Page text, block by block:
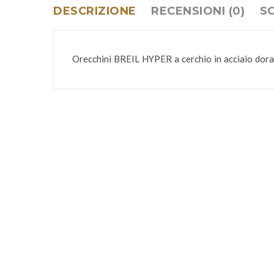
DESCRIZIONE RECENSIONI (0)
Orecchini BREIL HYPER a cerchio in acciaio